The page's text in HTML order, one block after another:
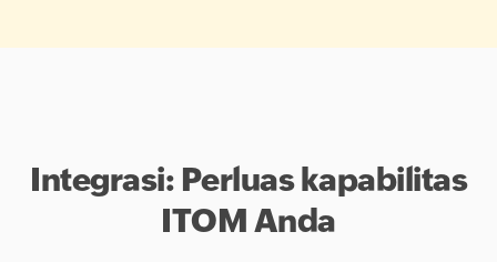
Integrasi: Perluas kapabilitas
ITOM Anda